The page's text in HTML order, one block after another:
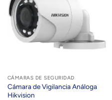
CÁMARAS DE SEGURIDAD
Cámara de Vigilancia Análoga
Hikvision